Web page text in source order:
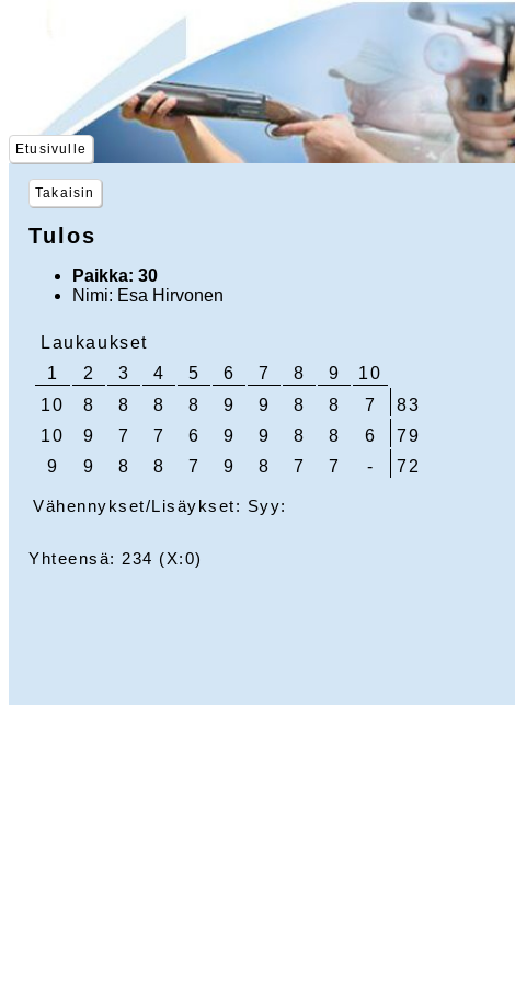
Etusivulle
Takaisin
Tulos
Paikka: 30
Nimi: Esa Hirvonen
Laukaukset
1
2 3 4 5 6 7 8 9
10
10
8 8 8 8 9 9 8 8 7
83
10
9 7 7 6 9 9 8 8 6
79
9
9 8 8 7 9 8 7 7 - 72
Vähennykset/Lisäykset: Syy:
Yhteensä: 234 (X:0)